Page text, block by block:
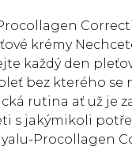
krémy
každý den
bez kterého se
rutina ať už je
s jakýmikoli
Procollagen